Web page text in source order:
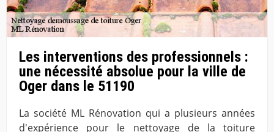
Les interventions des professionnels :
une nécessité absolue pour la ville de
Oger dans le 51190
La société ML Rénovation qui a plusieurs années
d'expérience pour le nettoyage de la toiture